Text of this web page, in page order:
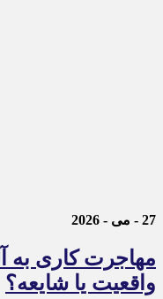
27 - می - 2026
مهاجرت کاری به
واقعیت یا شایعه؟